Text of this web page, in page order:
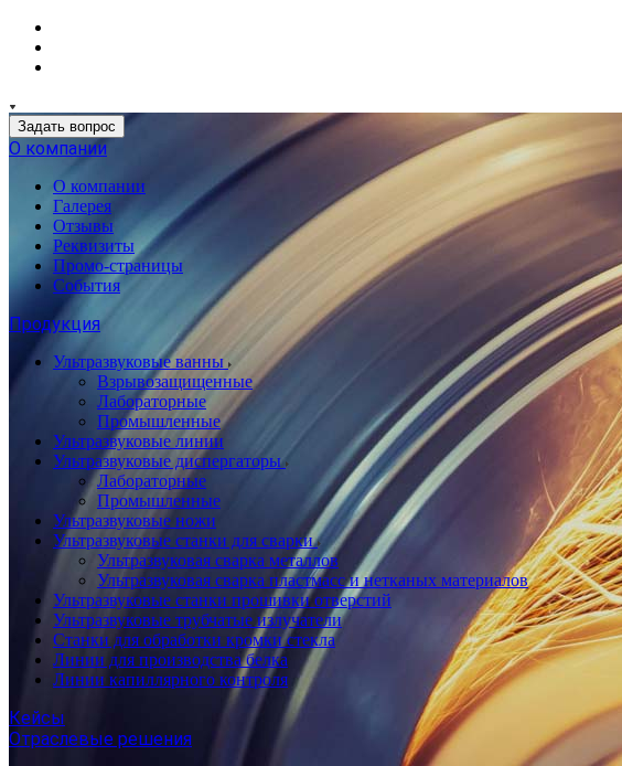
Задать вопрос
О компании
О компании
Галерея
Отзывы
Реквизиты
Промо-страницы
События
Продукция
Ультразвуковые ванны
Взрывозащищенные
Лабораторные
Промышленные
Ультразвуковые линии
Ультразвуковые диспергаторы
Лабораторные
Промышленные
Ультразвуковые ножи
Ультразвуковые станки для сварки
Ультразвуковая сварка металлов
Ультразвуковая сварка пластмасс и нетканых материалов
Ультразвуковые станки прошивки отверстий
Ультразвуковые трубчатые излучатели
Станки для обработки кромки стекла
Линии для производства белка
Линии капиллярного контроля
Кейсы
Отраслевые решения